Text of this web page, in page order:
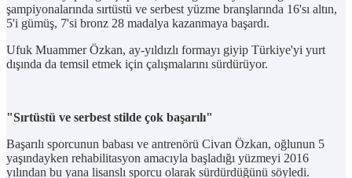
şampiyonalarında sırtüstü ve serbest yüzme branşlarında 16'sı altın,
5'i gümüş, 7'si bronz 28 madalya kazanmaya başardı.
Ufuk Muammer Özkan, ay-yıldızlı formayı giyip Türkiye'yi yurt
dışında da temsil etmek için çalışmalarını sürdürüyor.
"Sırtüstü ve serbest stilde çok başarılı"
Başarılı sporcunun babası ve antrenörü Civan Özkan, oğlunun 5
yaşındayken rehabilitasyon amacıyla başladığı yüzmeyi 2016
yılından bu yana lisanslı sporcu olarak sürdürdüğünü söyledi.